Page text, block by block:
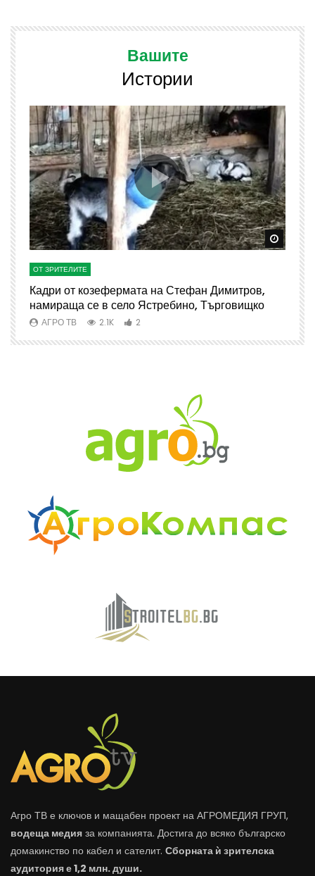
Вашите
Истории
Watch Later Watch
ОТ ЗРИТЕЛИТЕ
Кадри от козефермата на Стефан Димитров,
намираща се в село Ястребино, Търговищко
АГРО ТВ 2.1K 2
Агро ТВ е ключов и мащабен проект на АГРОМЕДИЯ ГРУП,
водеща медия за компанията. Достига до всяко българско
домакинство по кабел и сателит. Сборната ѝ зрителска
аудитория е 1,2 млн. души.